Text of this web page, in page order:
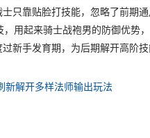
只靠贴脸打技能，忽略了前期
用起来骑士战袍男的防御优势
新手发育期，为后期解开高阶
新解开多样法师输出玩法